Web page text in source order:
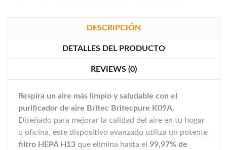
DESCRIPCIÓN
DETALLES DEL PRODUCTO
REVIEWS (0)
Respira un aire más limpio y saludable con el
purificador de aire Britec Britecpure K09A.
Diseñado para mejorar la calidad del aire en tu hogar
u oficina, este dispositivo avanzado utiliza un potente
filtro HEPA H13 que elimina hasta el 99,97% de